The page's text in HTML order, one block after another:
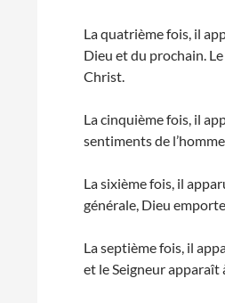
La quatrième fois, il
Dieu et du prochain.
Christ.
La cinquième fois, il
sentiments de
La sixième fois, il
générale, Dieu
La septième fois, il
et le Seigneur apparaît